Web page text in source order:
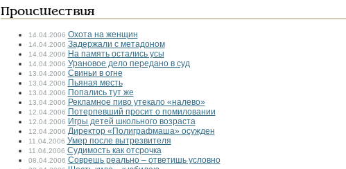
Происшествия
14.04.2006 Охота на женщин
14.04.2006 Задержали с метадоном
14.04.2006 На память остались усы
14.04.2006 Урановое дело передано в суд
13.04.2006 Свиньи в огне
13.04.2006 Пьяная месть
13.04.2006 Попались тут же
13.04.2006 Рекламное пиво утекало «налево»
12.04.2006 Потерпевший просит о помиловании
12.04.2006 Игры детей школьного возраста
12.04.2006 Директор «Полиграфмаша» осужден
11.04.2006 Умер после вытрезвителя
11.04.2006 Судимость как отсрочка
08.04.2006 Соврешь реально – ответишь условно